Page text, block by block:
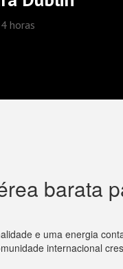
horas
barata
e uma energia
internacional